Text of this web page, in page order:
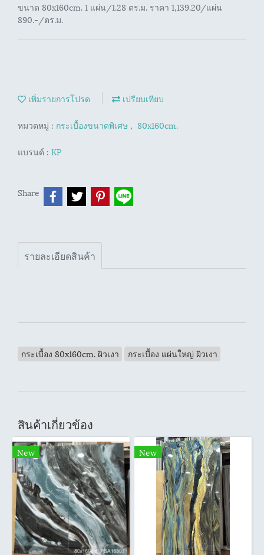
ขนาด 80x160cm. 1 แผ่น/1.28 ตร.ม. ราคา 1,139.20/แผ่น
890.-/ตร.ม.
เพิ่มรายการโปรด เปรียบเทียบ
หมวดหมู่ : กระเบื้องขนาดพิเศษ , 80x160cm.
แบรนด์ : KP
Share
รายละเอียดสินค้า
กระเบื้อง 80x160cm. ผิวเงา กระเบื้อง แผ่นใหญ่ ผิวเงา
สินค้าเกี่ยวข้อง
New New